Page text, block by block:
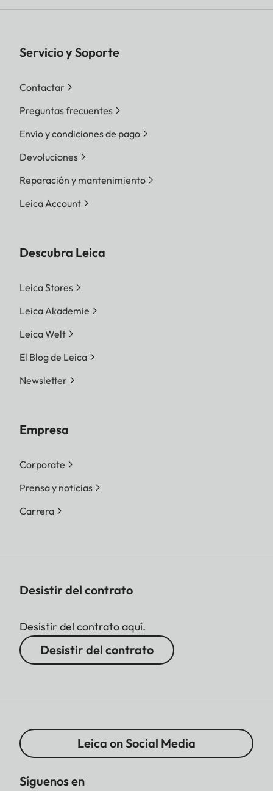
Servicio y Soporte
Contactar
Preguntas frecuentes
Envío y condiciones de pago
Devoluciones
Reparación y mantenimiento
Leica Account
Descubra Leica
Leica Stores
Leica Akademie
Leica Welt
El Blog de Leica
Newsletter
Empresa
Corporate
Prensa y noticias
Carrera
Desistir del contrato
Desistir del contrato aquí.
Desistir del contrato
Leica on Social Media
Síguenos en